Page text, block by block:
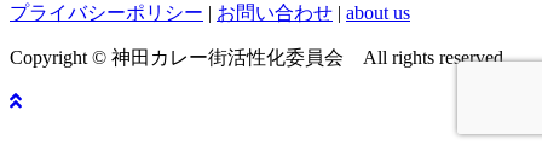
プライバシーポリシー | お問い合わせ | about us
Copyright © 神田カレー街活性化委員会 All rights reserved.